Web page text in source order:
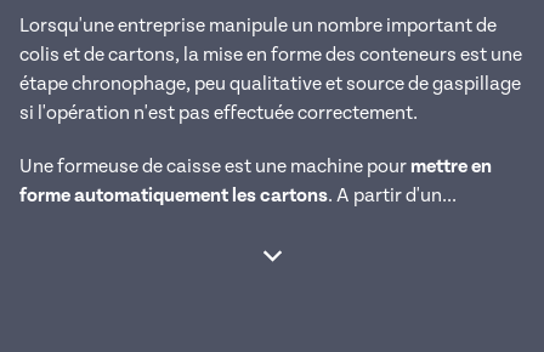
Lorsqu'une entreprise manipule un nombre important de
colis et de cartons, la mise en forme des conteneurs est une
étape chronophage, peu qualitative et source de gaspillage
si l'opération n'est pas effectuée correctement.
Une formeuse de caisse est une machine pour mettre en
forme automatiquement les cartons. A partir d'un...
Afficher la suite